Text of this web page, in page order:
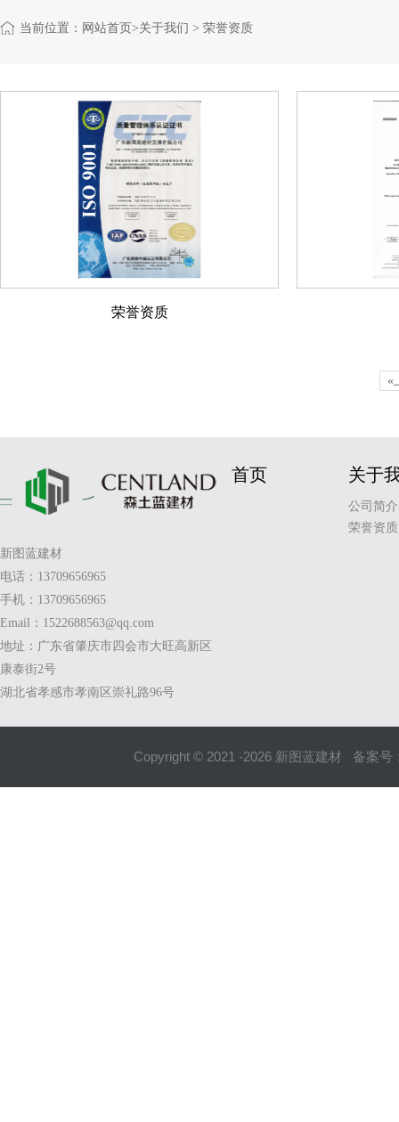
当前位置： 网站首页 >关于我们 > 荣誉资质
荣誉资质
«
新图蓝建材
电话：13709656965
手机：13709656965
Email：1522688563@qq.com
地址：广东省肇庆市四会市大旺高新区
康泰街2号
湖北省孝感市孝南区崇礼路96号
首页 关于
公司简介
荣誉资质
Copyright © 2021 -2026 新图蓝建材 备案号